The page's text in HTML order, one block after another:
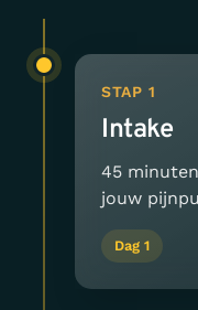
STAP 1
Intake
45
jouw
Dag 1